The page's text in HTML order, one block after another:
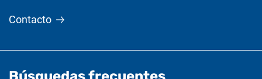
Contacto